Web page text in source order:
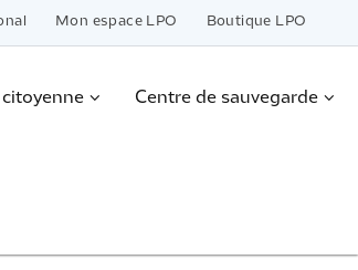
Mon espace LPO Boutique LPO
Centre de sauvegarde